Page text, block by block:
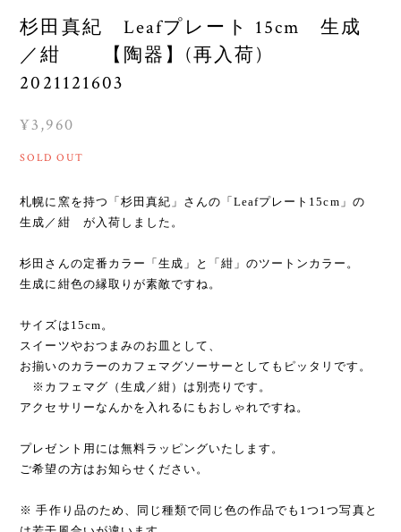
杉田真紀 Leafプレート 15cm 生成
／紺 【陶器】(再入荷)
2021121603
¥3,960
SOLD OUT
札幌に窯を持つ「杉田真紀」さんの「Leafプレート15cm」の
生成／紺 が入荷しました。
杉田さんの定番カラー「生成」と「紺」のツートンカラー。
生成に紺色の縁取りが素敵ですね。
サイズは15cm。
スイーツやおつまみのお皿として、
お揃いのカラーのカフェマグソーサーとしてもピッタリです。
※カフェマグ（生成／紺）は別売りです。
アクセサリーなんかを入れるにもおしゃれですね。
プレゼント用には無料ラッピングいたします。
ご希望の方はお知らせください。
※ 手作り品のため、同じ種類で同じ色の作品でも1つ1つ写真と